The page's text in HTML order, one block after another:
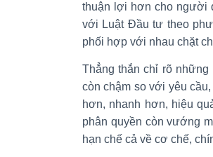
thuận lợi hơn cho người
với Luật Đầu tư theo
phối hợp với nhau chặt
Thẳng thắn chỉ rõ
còn chậm so với yêu
hơn, nhanh hơn, hiệu
phân quyền còn vướng
hạn chế cả về cơ chế,